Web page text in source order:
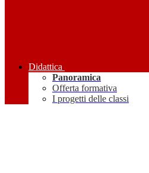
Didattica
Panoramica
Offerta formativa
I progetti delle classi